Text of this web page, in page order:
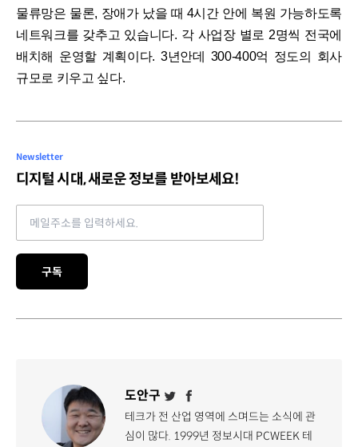
물류망은 물론, 장애가 났을 때 4시간 안에 복원 가능하도록
네트워크를 갖추고 있습니다. 각 사업장 별로 2명씩 전국에
배치해 운영할 계획이다. 3년안데 300-400억 정도의 회사
규모로 키우고 싶다.
Newsletter
디지털 시대, 새로운 정보를 받아보세요!
Email address
구독
도안구
테크가 전 산업 영역에 스며드는 소식에 관
심이 많다. 1999년 정보시대 PCWEEK 테